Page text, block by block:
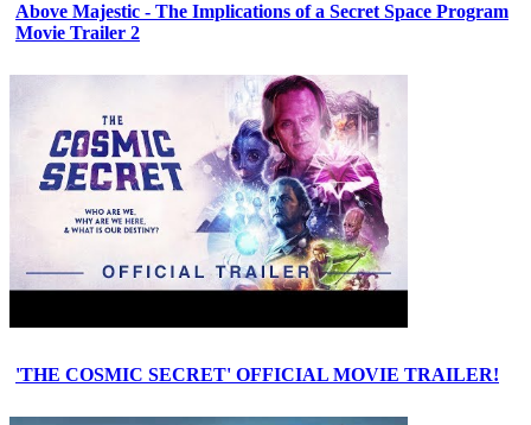
Above Majestic - The Implications of a Secret Space Program
Movie Trailer 2
'THE COSMIC SECRET' OFFICIAL MOVIE TRAILER!